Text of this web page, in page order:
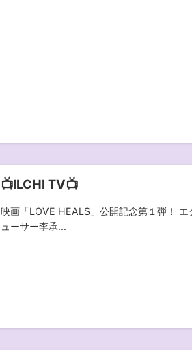
📺ILCHI TV📺
映画「LOVE HEALS」公開記念第１弾！
ューサー李承...